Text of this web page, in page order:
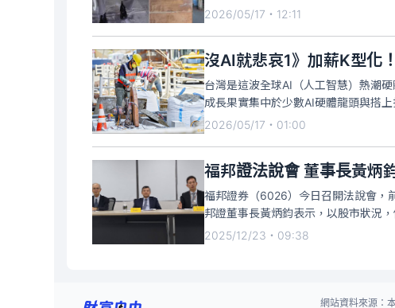
1000美元（約新台幣3.1萬元）以上，
2026/05/17・12:11
沒AI就悲哀1》加薪K型化
台灣是這波全球AI（人工智慧）熱潮
成長果實集中於少數AI硬體龍頭與搭
過經常性薪資，透露得靠著「賣肝」
2026/05/17・01:00
福邦證法說會 董事長黃炳
福邦證券（6026）今日召開法說會，
邦證董事長黃炳鈞表示，以股市狀況
上水準，以今日收盤價12.35元計算，
2025/12/23・09:38
網站資料來源：